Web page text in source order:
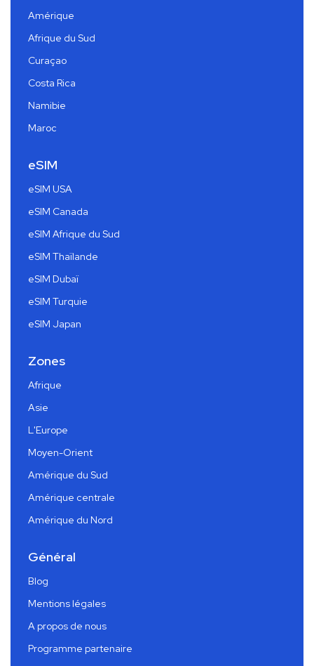
Amérique
Afrique du Sud
Curaçao
Costa Rica
Namibie
Maroc
eSIM
eSIM USA
eSIM Canada
eSIM Afrique du Sud
eSIM Thaïlande
eSIM Dubaï
eSIM Turquie
eSIM Japan
Zones
Afrique
Asie
L'Europe
Moyen-Orient
Amérique du Sud
Amérique centrale
Amérique du Nord
Général
Blog
Mentions légales
A propos de nous
Programme partenaire